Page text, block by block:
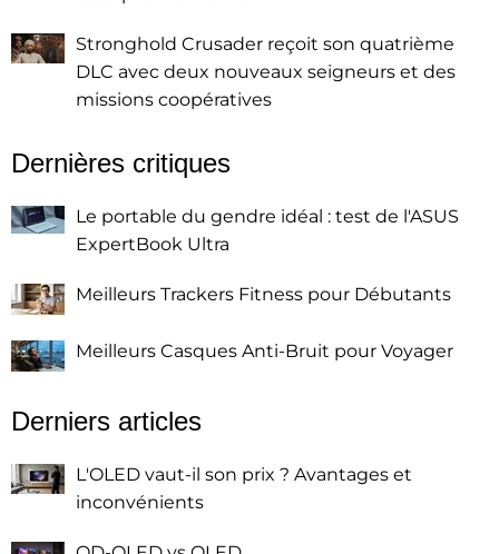
Stronghold Crusader reçoit son quatrième
DLC avec deux nouveaux seigneurs et des
missions coopératives
Dernières critiques
Le portable du gendre idéal : test de l'ASUS
ExpertBook Ultra
Meilleurs Trackers Fitness pour Débutants
Meilleurs Casques Anti-Bruit pour Voyager
Derniers articles
L'OLED vaut-il son prix ? Avantages et
inconvénients